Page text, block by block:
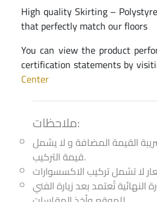
High quality Skirting –
that perfectly match our floors
You can view the product
certification statements by
Center
ملاحظات:
القيمة المضافة و لا يشمل
قيمة التركيب.
لا تشمل تركيب الاكسسوارات
النهائية تُعتمد بعد زيارة الفني